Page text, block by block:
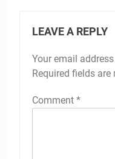
LEAVE A REPLY
Your email
Required fields are
Comment *